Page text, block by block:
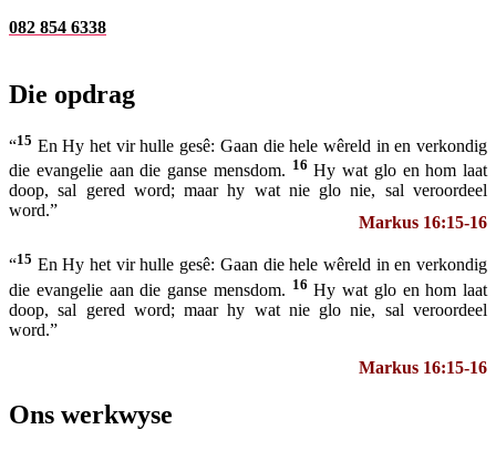
082 854 6338
Die opdrag
“15 En Hy het vir hulle gesê: Gaan die hele wêreld in en verkondig
die evangelie aan die ganse mensdom. 16 Hy wat glo en hom laat
doop, sal gered word; maar hy wat nie glo nie, sal veroordeel
word.”
Markus 16:15-16
“15 En Hy het vir hulle gesê: Gaan die hele wêreld in en verkondig
die evangelie aan die ganse mensdom. 16 Hy wat glo en hom laat
doop, sal gered word; maar hy wat nie glo nie, sal veroordeel
word.”
Markus 16:15-16
Ons werkwyse